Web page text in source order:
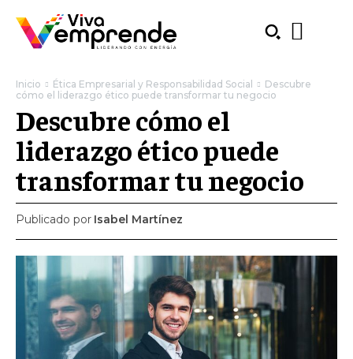
SUBSCRIBE
Inicio Ética Empresarial y Responsabilidad Social
Descubre
cómo el liderazgo ético puede transformar tu negocio
Descubre cómo el
liderazgo ético puede
transformar tu negocio
Publicado por Isabel Martínez